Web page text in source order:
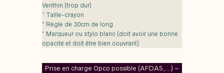
Verithin (trop dur)
* Taille-crayon
* Règle de 30cm de long
* Marqueur ou stylo blanc (doit avoir une bonne
opacité et doit être bien couvrant)
Prise en charge Opco possible (AFDAS,…) –